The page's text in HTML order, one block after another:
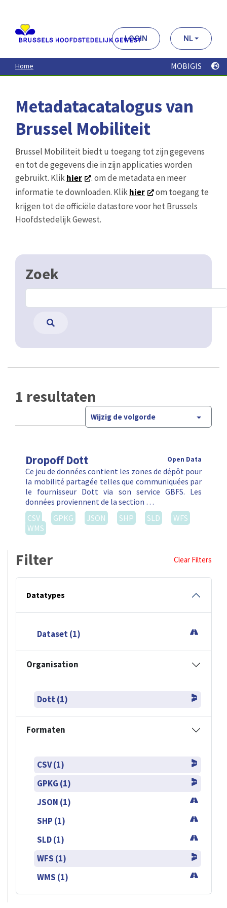
contenu
principal
LOGIN NL
Home MOBIGIS
Metadatacatalogus van
Brussel Mobiliteit
Brussel Mobiliteit biedt u toegang tot zijn gegevens
en tot de gegevens die in zijn applicaties worden
gebruikt. Klikhier
. om de metadata en meer
informatie te downloaden. Klikhier
om toegang te
krijgen tot de officiële datastore voor het Brussels
Hoofdstedelijk Gewest.
Zoek
1 resultaten
Wijzig de volgorde
Dropoff Dott Open Data
Ce jeu de données contient les zones de dépôt pour
la mobilité partagée telles que communiquées par
le fournisseur Dott via son service GBFS. Les
données proviennent de la section …
CSV
GPKG JSON SHP SLD
WFS
WMS
Filter Clear Filters
Datatypes
Dataset (1)
Organisation
Dott (1)
Formaten
CSV (1)
GPKG (1)
JSON (1)
SHP (1)
SLD (1)
WFS (1)
WMS (1)